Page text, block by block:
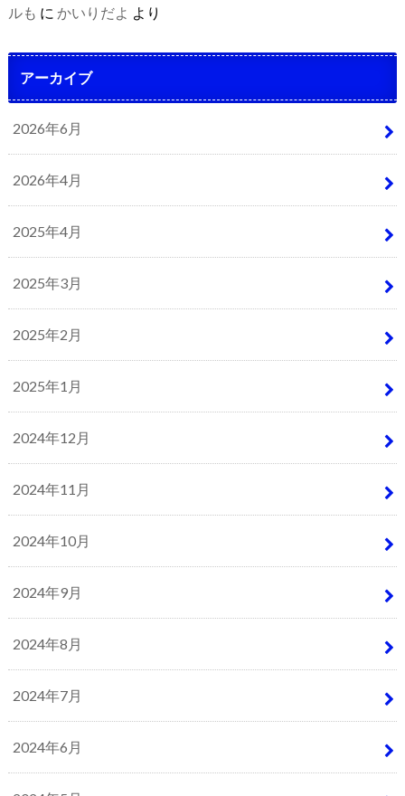
ルも に かいりだよ より
アーカイブ
2026年6月
2026年4月
2025年4月
2025年3月
2025年2月
2025年1月
2024年12月
2024年11月
2024年10月
2024年9月
2024年8月
2024年7月
2024年6月